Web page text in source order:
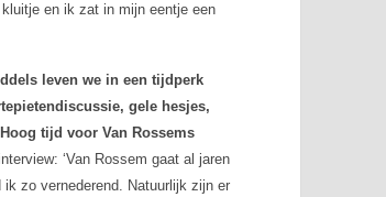
en ik zat in mijn eentje een
leven we in een tijdperk
gele hesjes,
tijd voor Van Rossems
‘Van Rossem gaat al jaren
zo vernederend. Natuurlijk zijn er